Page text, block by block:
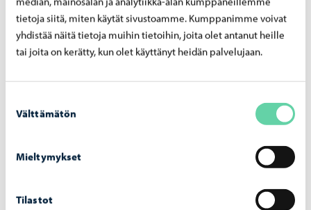
tietoja siitä, miten käytät sivustoamme. Kumppanimme voivat
yhdistää näitä tietoja muihin tietoihin, joita olet antanut heille
tai joita on kerätty, kun olet käyttänyt heidän palvelujaan.
valinta
Välttämätön
Mieltymykset
Tilastot
29.02.2024
29.2.2024
Tilinpäätös ja toimintakertomus Kasvun ja oppimisen
lautakunta merkitsi vuoden 2023 tilinpäätöksen tiedoksi.
lautakunta päätti antaa seuraavan
lausunnon:”Lautakunta katsoo, että sekä jaostojen että
lautakunnan tulee saada prosessin aikana tietoja asian
edistymisestä sekä että heiltä pyydetään lausuntoja